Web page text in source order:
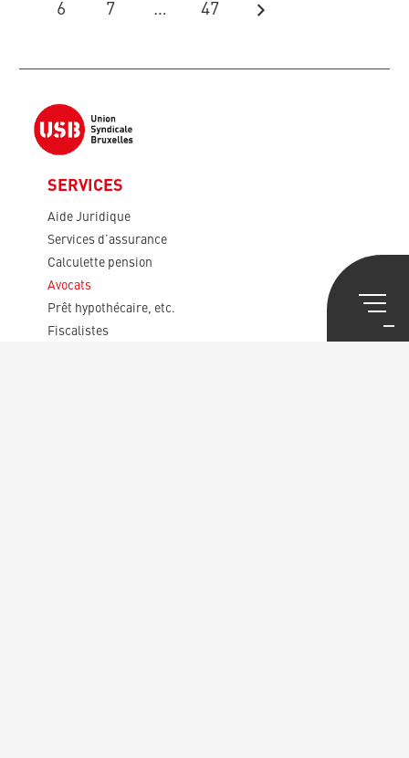
6 7 … 47
SERVICES
Aide Juridique
Services d’assurance
Calculette pension
Avocats
Prêt hypothécaire, etc.
Fiscalistes